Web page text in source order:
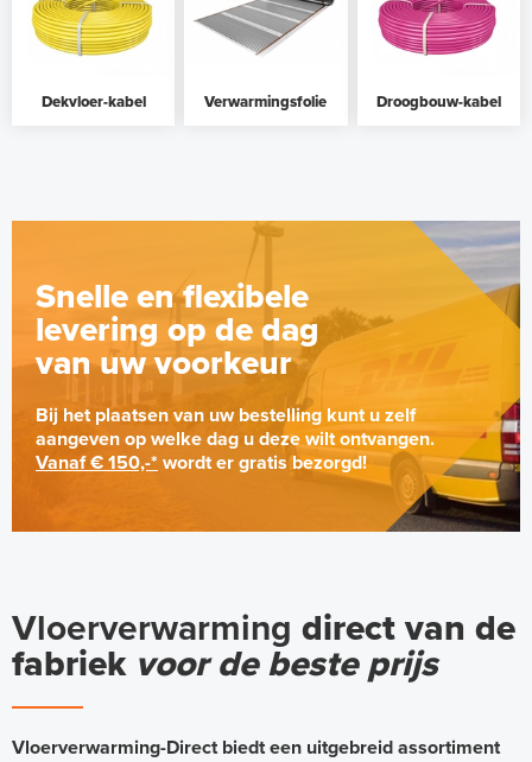
Dekvloer-kabel Verwarmingsfolie Droogbouw-kabel
Snelle en flexibele
levering op de dag
van uw voorkeur
Bij het plaatsen van uw bestelling kunt u zelf
aangeven op welke dag u deze wilt ontvangen.
Vanaf € 150,-* wordt er gratis bezorgd!
Vloerverwarming direct van de
fabriek voor de beste prijs
Vloerverwarming-Direct biedt een uitgebreid assortiment